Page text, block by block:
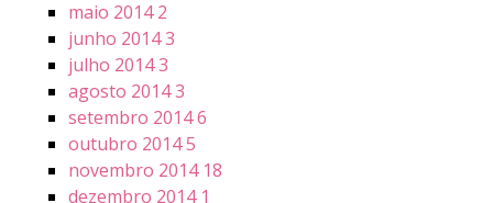
maio 20142
junho 20143
julho 20143
agosto 20143
setembro 20146
outubro 20145
novembro 2014 18
dezembro 2014 1